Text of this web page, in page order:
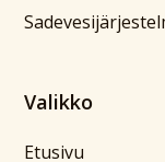
Valikko
Etusivu